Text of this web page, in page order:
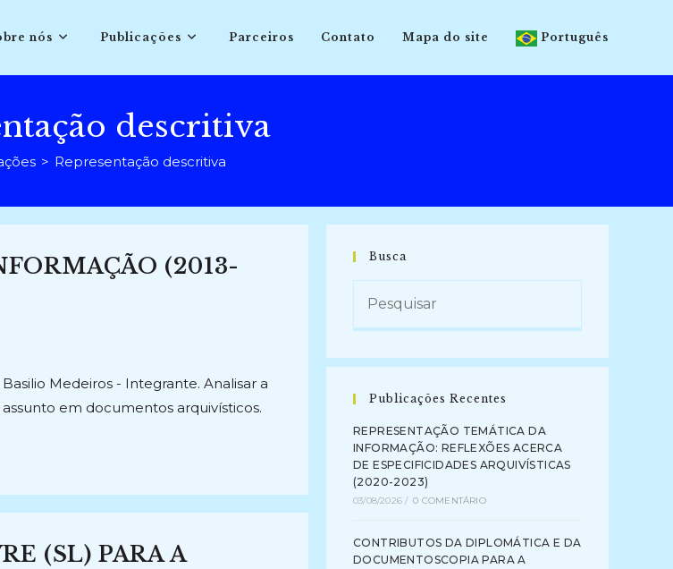
nós Publicações Parceiros Contato Mapa do site Português
descritiva
> Representação descritiva
(2013-
Medeiros - Integrante. Analisar a
em documentos arquivísticos.
(SL) PARA A
Busca
Publicações Recentes
REPRESENTAÇÃO TEMÁTICA DA
INFORMAÇÃO: REFLEXÕES ACERCA
DE ESPECIFICIDADES ARQUIVÍSTICAS
(2020-2023)
03/08/2026 / 0 COMENTÁRIO
CONTRIBUTOS DA DIPLOMÁTICA E DA
DOCUMENTOSCOPIA PARA A